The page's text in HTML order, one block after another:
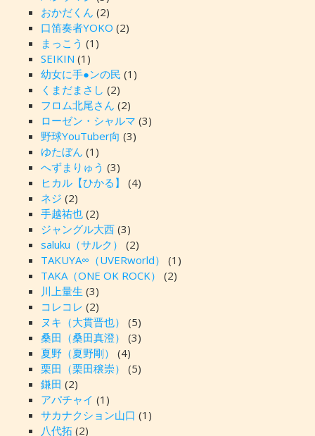
おかだくん (2)
口笛奏者YOKO (2)
まっこう (1)
SEIKIN (1)
幼女に手●ンの民 (1)
くまだまさし (2)
フロム北尾さん (2)
ローゼン・シャルマ (3)
野球YouTuber向 (3)
ゆたぼん (1)
へずまりゅう (3)
ヒカル【ひかる】
(4)
ネジ (2)
手越祐也(2)
ジャングル大西(3)
saluku（サルク）
(2)
TAKUYA∞（UVERworld）
(1)
TAKA（ONE OK ROCK）
(2)
川上量生 (3)
コレコレ (2)
ヌキ（大貫晋也）
(5)
桑田（桑田真澄）
(3)
夏野（夏野剛）
(4)
栗田（栗田穣崇）
(5)
鎌田 (2)
アパチャイ (1)
サカナクション山口 (1)
八代拓 (2)